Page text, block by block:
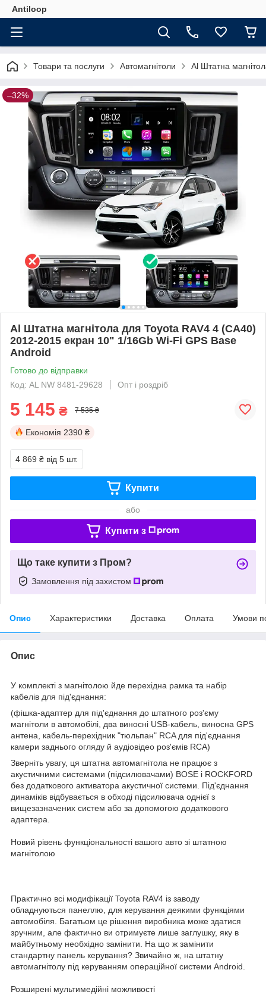
Antiloop
Товари та послуги Автомагнітоли Al Штатна
–32%
Al Штатна магнітола для Toyota RAV4 4 (CA40)
2012-2015 екран 10" 1/16Gb Wi-Fi GPS Base
Android
Готово до відправки
Код: AL NW 8481-29628
Опт і роздріб
5 145 ₴ 7 535 ₴
Економія 2390 ₴
4 869 ₴ від 5 шт.
Купити
або
Купити з
Що таке купити з Пром?
Замовлення під захистом
Опис Характеристики Доставка Оплата Умови
Опис
У комплекті з магнітолою йде перехідна рамка та набір
кабелів для під'єднання:
(фішка-адаптер для під'єднання до штатного роз'єму
магнітоли в автомобілі, два виносні USB-кабель, виносна GPS
антена, кабель-перехідник "тюльпан" RCA для під'єднання
камери заднього огляду й аудіовідео роз'ємів RCA)
Зверніть увагу, ця штатна автомагнітола не працює з
акустичними системами (підсилювачами) BOSE і ROCKFORD
без додаткового активатора акустичної системи. Під'єднання
динаміків відбувається в обході підсилювача однієї з
вищезазначених систем або за допомогою додаткового
адаптера.
Новий рівень функціональності вашого авто зі штатною
магнітолою
Практично всі модифікації Toyota RAV4 із заводу
обладнуються панеллю, для керування деякими функціями
автомобіля. Багатьом це рішення виробника може здатися
зручним, але фактично ви отримуєте лише заглушку, яку в
майбутньому необхідно замінити. На що ж замінити
стандартну панель керування? Звичайно ж, на штатну
автомагнітолу під керуванням операційної системи Android.
Розширені мультимедійні можливості